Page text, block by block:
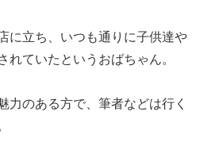
に立ち、いつも通りに子供達や
れていたというおばちゃん。
力のある方で、筆者などは行く